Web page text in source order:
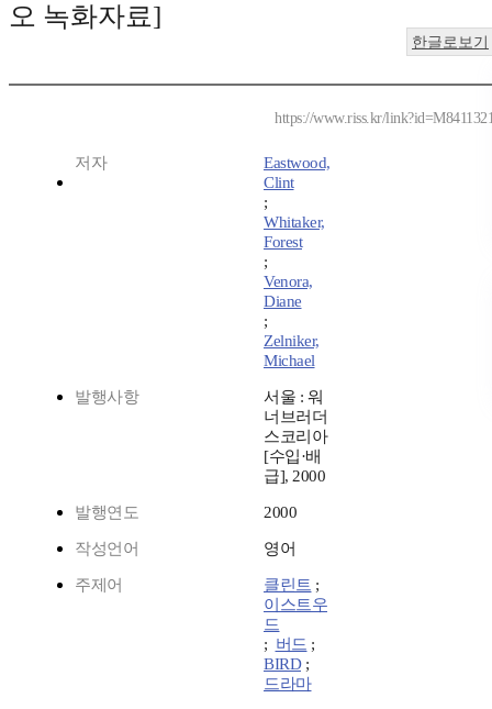
오 녹화자료]
한글로보기
https://www.riss.kr/
저자
Eastwood,
Clint
;
Whitaker,
Forest
;
Venora,
Diane
;
Zelniker,
Michael
발행사항
서울 : 워
너브러더
스코리아
[수입·배
급], 2000
발행연도 2000
작성언어 영어
주제어 클린트 ;
이스트우
드
; 버드 ;
BIRD;
드라마